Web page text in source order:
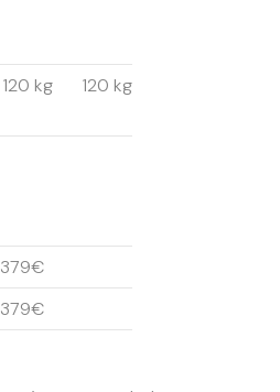
120 kg 120 kg
379€
379€